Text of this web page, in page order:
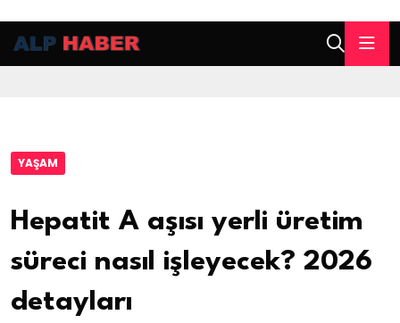
YAŞAM
Hepatit A aşısı yerli üretim
süreci nasıl işleyecek? 2026
detayları